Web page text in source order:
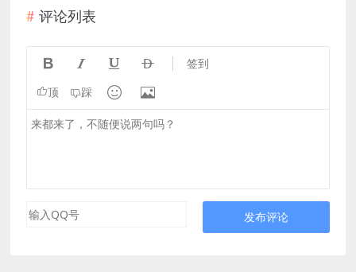
评论列表
    签到
顶 踩  
发布评论